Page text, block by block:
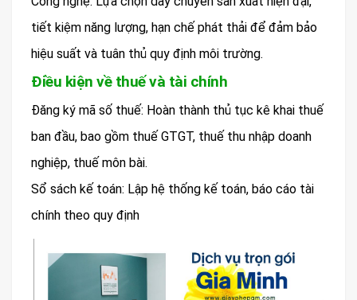
tiết kiệm năng lượng, hạn chế phát thải để đảm bảo
hiệu suất và tuân thủ quy định môi trường.
Điều kiện về thuế và tài chính
Đăng ký mã số thuế: Hoàn thành thủ tục kê khai thuế
ban đầu, bao gồm thuế GTGT, thuế thu nhập doanh
nghiệp, thuế môn bài.
Sổ sách kế toán: Lập hệ thống kế toán, báo cáo tài
chính theo quy định